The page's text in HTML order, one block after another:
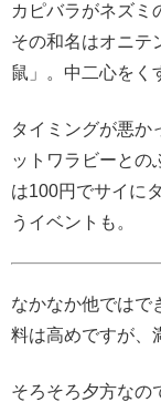
カピバラがネズミ
その和名はオニテ
鼠」。中二心をく
タイミングが悪か
ットワラビーとの
は100円でサイに
うイベントも。
なかなか他ではで
料は高めですが、
そろそろ夕方なの